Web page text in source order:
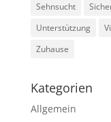
Sehnsucht
Unterstützung
Zuhause
Kategorien
Allgemein